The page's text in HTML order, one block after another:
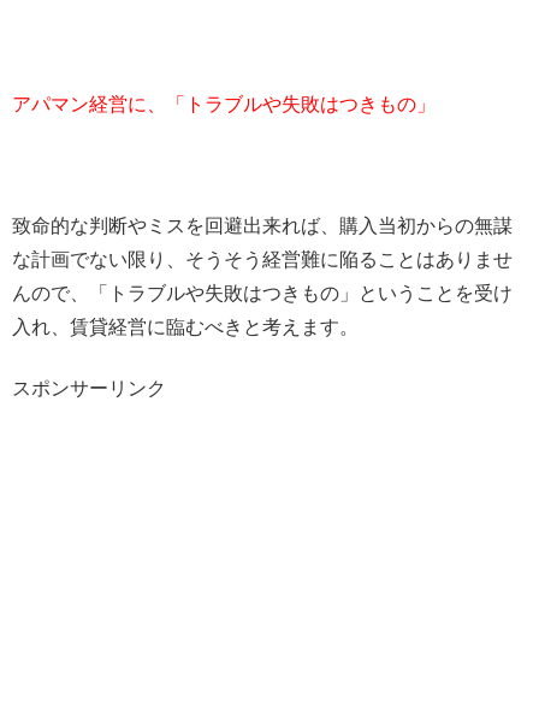
アパマン経営に、「トラブルや失敗はつきもの」
致命的な判断やミスを回避出来れば、購入当初からの無謀
な計画でない限り、そうそう経営難に陥ることはありませ
んので、「トラブルや失敗はつきもの」ということを受け
入れ、賃貸経営に臨むべきと考えます。
スポンサーリンク